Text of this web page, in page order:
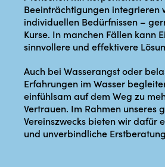
Beeinträchtigungen integrieren
individuellen Bedürfnissen –
Kurse. In manchen Fällen kann
sinnvollere und effektivere
Auch bei Wasserangst oder
Erfahrungen im Wasser
einfühlsam auf dem Weg zu
Vertrauen. Im Rahmen unseres
Vereinszwecks bieten wir dafür
und unverbindliche